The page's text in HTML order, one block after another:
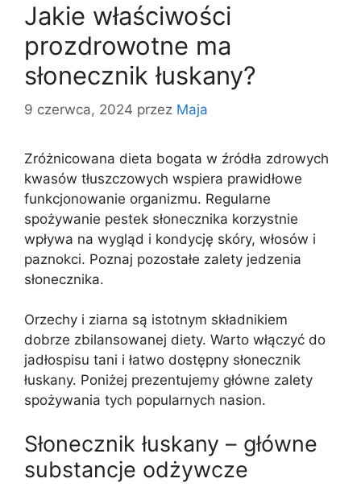
Jakie właściwości
prozdrowotne ma
słonecznik łuskany?
9 czerwca, 2024 przez Maja
Zróżnicowana dieta bogata w źródła zdrowych
kwasów tłuszczowych wspiera prawidłowe
funkcjonowanie organizmu. Regularne
spożywanie pestek słonecznika korzystnie
wpływa na wygląd i kondycję skóry, włosów i
paznokci. Poznaj pozostałe zalety jedzenia
słonecznika.
Orzechy i ziarna są istotnym składnikiem
dobrze zbilansowanej diety. Warto włączyć do
jadłospisu tani i łatwo dostępny słonecznik
łuskany. Poniżej prezentujemy główne zalety
spożywania tych popularnych nasion.
Słonecznik łuskany – główne
substancje odżywcze